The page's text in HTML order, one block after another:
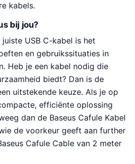
kabels.
bij jou?
USB C-kabel is het
en gebruikssituaties in
Heb je een kabel nodig die
biedt? Dan is de
uitstekende keuze. Als je op
efficiënte oplossing
dan de Baseus Cafule Kabel
de voorkeur geeft aan further
Cafule Cable van 2 meter